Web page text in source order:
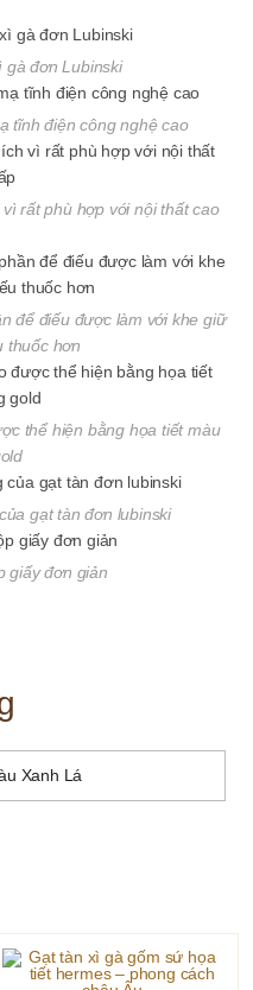
gà đơn Lubinski
tĩnh điện công nghệ cao
rất phù hợp với nội thất cao
để điếu được làm với khe giữ
thuốc hơn
thể hiện bằng họa tiết màu
gạt tàn đơn lubinski
giấy đơn giản
Xanh Lá